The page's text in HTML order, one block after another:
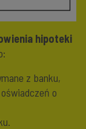
hipoteki
z banku,
o